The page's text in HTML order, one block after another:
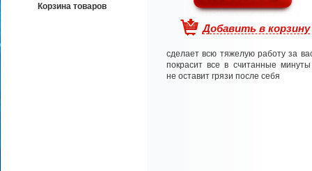
Корзина товаров
Добавить в корзину
сделает всю тяжелую работу за
покрасит все в считанные
не оставит грязи после себя